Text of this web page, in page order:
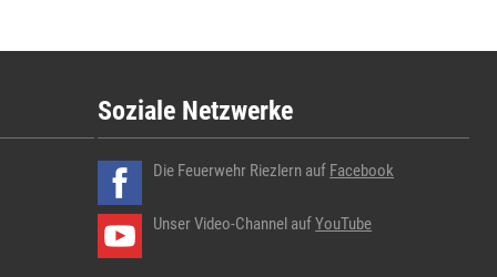
Soziale Netzwerke
Die Feuerwehr Riezlern auf Facebook
Unser Video-Channel aufYouTube